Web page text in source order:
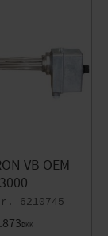
VB OEM
3000
6210745
DKK